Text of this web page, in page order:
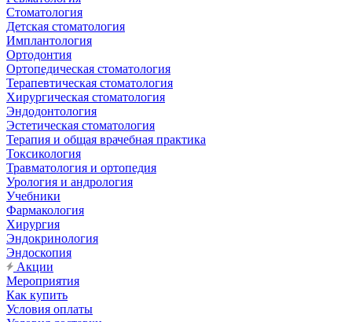
Стоматология
Детская стоматология
Имплантология
Ортодонтия
Ортопедическая стоматология
Терапевтическая стоматология
Хирургическая стоматология
Эндодонтология
Эстетическая стоматология
Терапия и общая врачебная практика
Токсикология
Травматология и ортопедия
Урология и андрология
Учебники
Фармакология
Хирургия
Эндокринология
Эндоскопия
Акции
Мероприятия
Как купить
Условия оплаты